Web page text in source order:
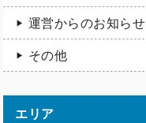
運営からのお知らせ
その他
エリア